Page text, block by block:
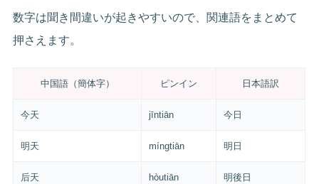
数字は聞き間違いが起きやすいので、関連語をまとめて
押さえます。
中国語（簡体字） ピンイン 日本語訳
今天 jīntiān 今日
明天 míngtiān 明日
后天 hòutiān 明後日